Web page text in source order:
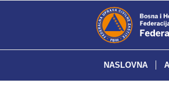
NASLOVNA